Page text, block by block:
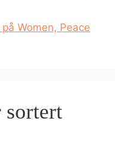
Women, Peace
sortert